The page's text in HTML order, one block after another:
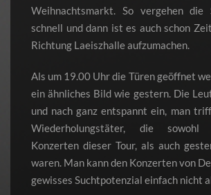
Weihnachtsmarkt. So vergehen die
schnell und dann ist es auch schon
Richtung Laeiszhalle aufzumachen.
Als um 19.00 Uhr die Türen geöffnet
ein ähnliches Bild wie gestern. Die
und nach ganz entspannt ein, man
Wiederholungstäter, die
Konzerten dieser Tour, als auch
waren. Man kann den Konzerten von
gewisses Suchtpotenzial einfach nicht